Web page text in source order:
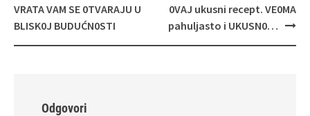
VRATA VAM SE 0TVARAJU U
BLISK0J BUDUĆN0STI
0VAJ ukusni recept. VE0MA
pahuljasto i UKUSN0…
Odgovori